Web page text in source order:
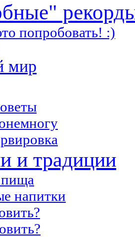
попробовать! :)
мир
и традиции
пища
напитки